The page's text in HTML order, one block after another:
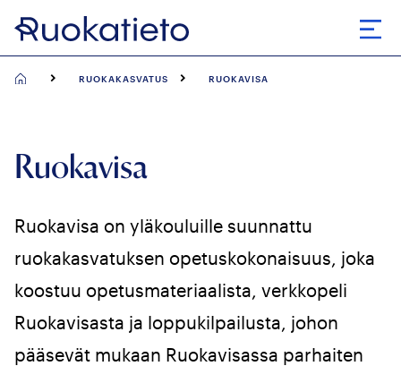
Siirry
suoraan
RUOKAKASVATUS RUOKAVISA
Ruokavisa
Ruokavisa on yläkouluille suunnattu
ruokakasvatuksen opetuskokonaisuus, joka
koostuu opetusmateriaalista, verkkopeli
Ruokavisasta ja loppukilpailusta, johon
pääsevät mukaan Ruokavisassa parhaiten